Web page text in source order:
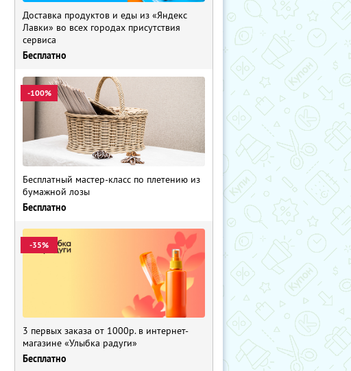
Доставка продуктов и еды из «Яндекс
Лавки» во всех городах присутствия
сервиса
Бесплатно
-100%
Бесплатный мастер-класс по плетению из
бумажной лозы
Бесплатно
-35%
3 первых заказа от 1000р. в интернет-
магазине «Улыбка радуги»
Бесплатно